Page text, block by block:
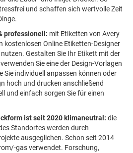
und schaffen sich wertvolle Zeit
professionell: mit Etiketten von Avery
kostenlosen Online Etiketten-Designer
nutzen. Gestalten Sie Ihr Etikett mit der
Sie eine der Design-Vorlagen
Sie individuell anpassen können oder
hoch und drucken anschließend
und einfach sorgen Sie für einen
ist seit 2020 klimaneutral: die
Standortes werden durch
ausgeglichen. Schon seit 2014
gas verwendet. Forschung,